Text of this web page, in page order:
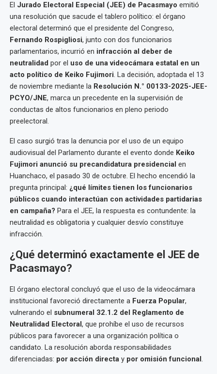
El Jurado Electoral Especial (JEE) de Pacasmayo emitió
una resolución que sacude el tablero político: el órgano
electoral determinó que el presidente del Congreso,
Fernando Rospigliosi, junto con dos funcionarios
parlamentarios, incurrió en infracción al deber de
neutralidad por el uso de una videocámara estatal en un
acto político de Keiko Fujimori. La decisión, adoptada el 13
de noviembre mediante la Resolución N.° 00133-2025-JEE-
PCYO/JNE, marca un precedente en la supervisión de
conductas de altos funcionarios en pleno periodo
preelectoral.
El caso surgió tras la denuncia por el uso de un equipo
audiovisual del Parlamento durante el evento donde Keiko
Fujimori anunció su precandidatura presidencial en
Huanchaco, el pasado 30 de octubre. El hecho encendió la
pregunta principal: ¿qué límites tienen los funcionarios
públicos cuando interactúan con actividades partidarias
en campaña? Para el JEE, la respuesta es contundente: la
neutralidad es obligatoria y cualquier desvío constituye
infracción.
¿Qué determinó exactamente el JEE de
Pacasmayo?
El órgano electoral concluyó que el uso de la videocámara
institucional favoreció directamente a Fuerza Popular,
vulnerando el subnumeral 32.1.2 del Reglamento de
Neutralidad Electoral, que prohíbe el uso de recursos
públicos para favorecer a una organización política o
candidato. La resolución aborda responsabilidades
diferenciadas: por acción directa y por omisión funcional.